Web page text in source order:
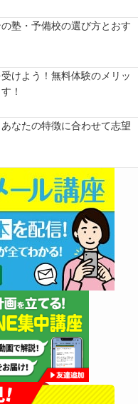
塾・予備校の選び方とおす
けよう！無料体験のメリッ
！
なたの特徴に合わせて志望